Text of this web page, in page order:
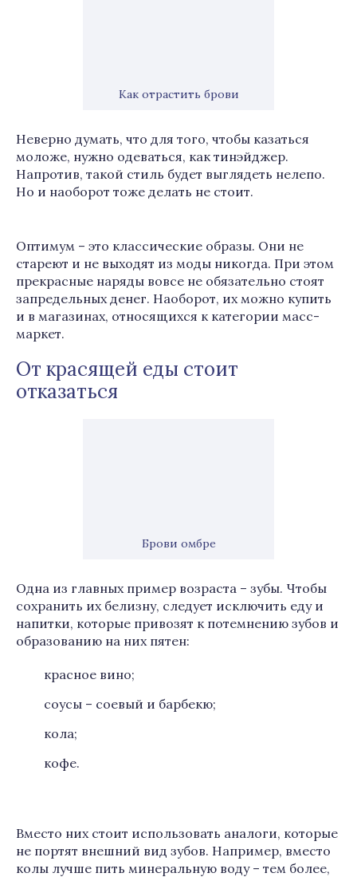
Как отрастить брови
Неверно думать, что для того, чтобы казаться
моложе, нужно одеваться, как тинэйджер.
Напротив, такой стиль будет выглядеть нелепо.
Но и наоборот тоже делать не стоит.
Оптимум – это классические образы. Они не
стареют и не выходят из моды никогда. При этом
прекрасные наряды вовсе не обязательно стоят
запредельных денег. Наоборот, их можно купить
и в магазинах, относящихся к категории масс-
маркет.
От красящей еды стоит
отказаться
Брови омбре
Одна из главных пример возраста – зубы. Чтобы
сохранить их белизну, следует исключить еду и
напитки, которые привозят к потемнению зубов и
образованию на них пятен:
красное вино;
соусы – соевый и барбекю;
кола;
кофе.
Вместо них стоит использовать аналоги, которые
не портят внешний вид зубов. Например, вместо
колы лучше пить минеральную воду – тем более,